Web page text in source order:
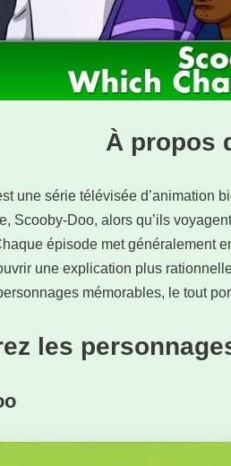
À propos
une série télévisée d’animation
Scooby-Doo, alors qu’ils
épisode met généralement
une explication plus
mémorables, le tout
les